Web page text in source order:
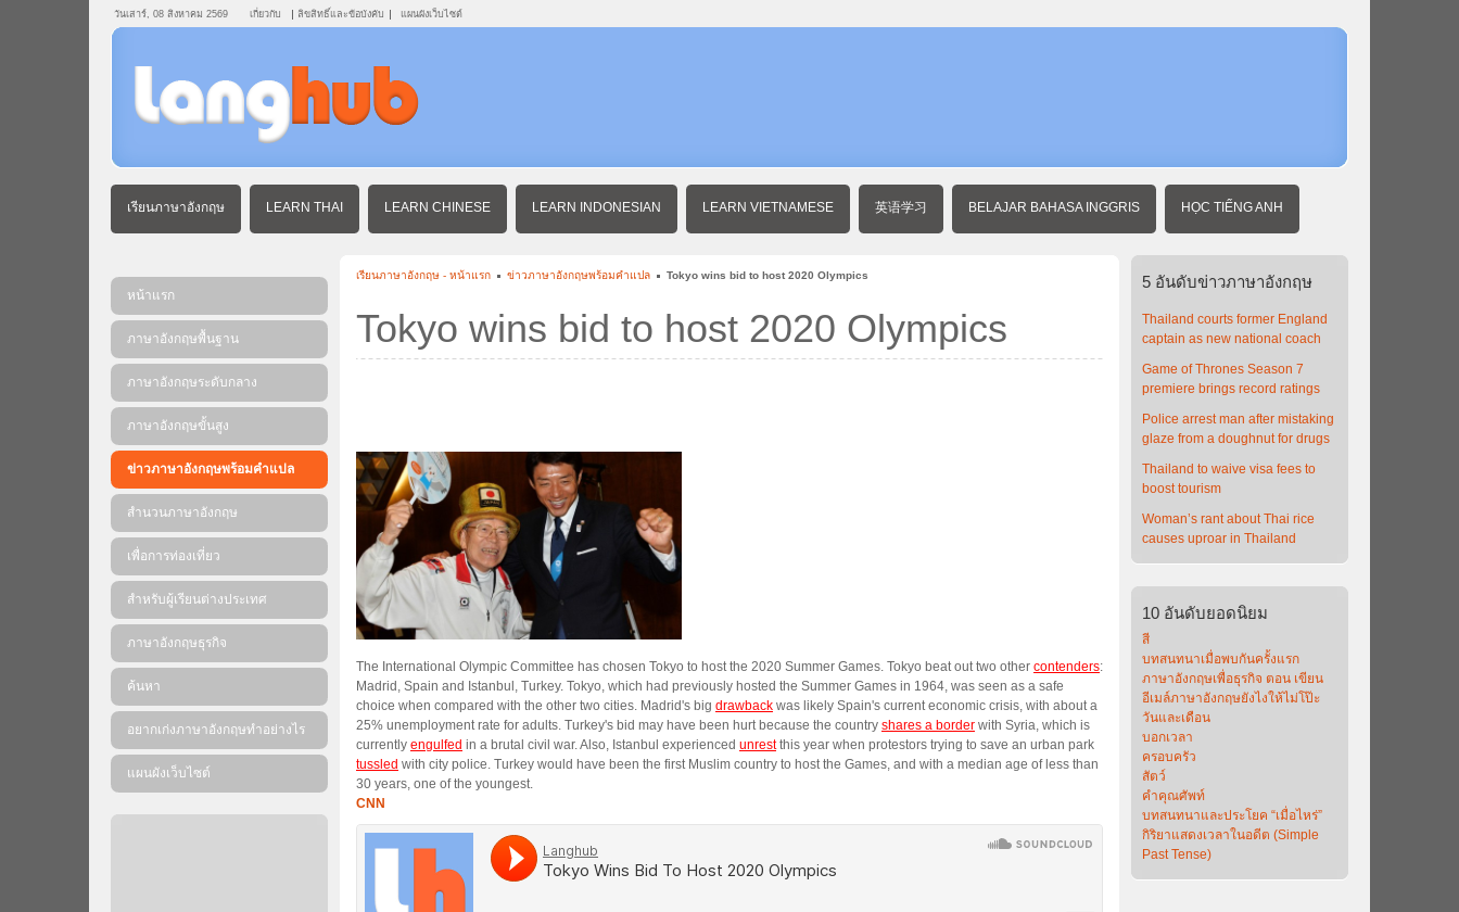
วันเสาร์, 08 สิงหาคม 2569 เกี่ยวกับ ลิขสิทธิ์และข้อบังคับ แผนผังเว็บไซต์
เรียนภาษาอังกฤษ LEARN THAI LEARN CHINESE LEARN INDONESIAN LEARN VIETNAMESE 英语学习 BELAJAR BAHASA INGGRIS HỌC TIẾNG ANH
เรียนภาษาอังกฤษ - หน้าแรก ข่าวภาษาอังกฤษพร้อมคําแปล Tokyo wins bid to host 2020 Olympics
Tokyo wins bid to host 2020 Olympics
The International Olympic Committee has chosen Tokyo to host the 2020 Summer Games. Tokyo beat out two other contenders:
Madrid, Spain and Istanbul, Turkey. Tokyo, which had previously hosted the Summer Games in 1964, was seen as a safe
choice when compared with the other two cities. Madrid's big drawback was likely Spain's current economic crisis, with about a
25% unemployment rate for adults. Turkey's bid may have been hurt because the country shares a border with Syria, which is
currently engulfed in a brutal civil war. Also, Istanbul experienced unrestthis year when protestors trying to save an urban park
tussled with city police. Turkey would have been the first Muslim country to host the Games, and with a median age of less than
30 years, one of the youngest.
CNN
หน้าแรก
ภาษาอังกฤษพื้นฐาน
ภาษาอังกฤษระดับกลาง
ภาษาอังกฤษขั้นสูง
ข่าวภาษาอังกฤษพร้อมคําแปล
สำนวนภาษาอังกฤษ
เพื่อการท่องเที่ยว
สำหรับผู้เรียนต่างประเทศ
ภาษาอังกฤษธุรกิจ
ค้นหา
อยากเก่งภาษาอังกฤษทำอย่างไร
แผนผังเว็บไซต์
5 อันดับข่าวภาษาอังกฤษ
Thailand courts former England
captain as new national coach
Game of Thrones Season 7
premiere brings record ratings
Police arrest man after mistaking
glaze from a doughnut for drugs
Thailand to waive visa fees to
boost tourism
Woman’s rant about Thai rice
causes uproar in Thailand
10 อันดับยอดนิยม
สี
บทสนทนาเมื่อพบกันครั้งแรก
ภาษาอังกฤษเพื่อธุรกิจ ตอน เขียน
อีเมล์ภาษาอังกฤษยังไงให้ไม่โป๊ะ
วันและเดือน
บอกเวลา
ครอบครัว
สัตว์
คำคุณศัพท์
บทสนทนาและประโยค “เมื่อไหร่”
กิริยาแสดงเวลาในอดีต (Simple
Past Tense)